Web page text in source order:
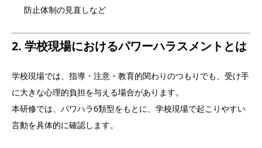
防止体制の見直しなど
2. 学校現場におけるパワーハラスメントとは
学校現場では、指導・注意・教育的関わりのつもりでも、受け手
に大きな心理的負担を与える場合があります。
本研修では、パワハラ6類型をもとに、学校現場で起こりやすい
言動を具体的に確認します。